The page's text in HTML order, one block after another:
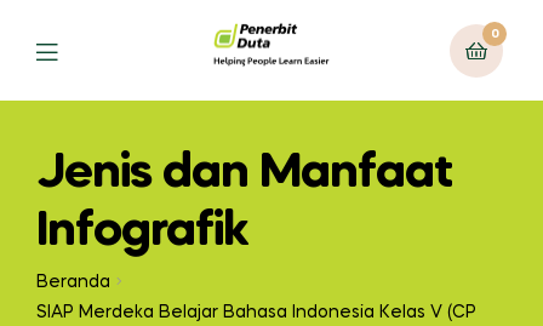
0
Jenis dan Manfaat
Infografik
Beranda
SIAP Merdeka Belajar Bahasa Indonesia Kelas V (CP